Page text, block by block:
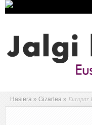
Hasiera » Gizartea » Europar